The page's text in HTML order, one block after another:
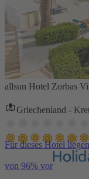
allsun Hotel Zorbas
Griechenland -
Für dieses Hotel
von 96% vor